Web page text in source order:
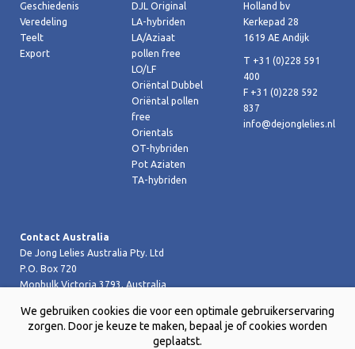
Geschiedenis
Veredeling
Teelt
Export
DJL Original
LA-hybriden
LA/Aziaat
pollen free
LO/LF
Oriëntal Dubbel
Oriëntal pollen
free
Orientals
OT-hybriden
Pot Aziaten
TA-hybriden
Holland bv
Kerkepad 28
1619 AE Andijk
T +31 (0)228 591
400
F +31 (0)228 592
837
info@dejonglelies.nl
Contact Australia
De Jong Lelies Australia Pty. Ltd
P.O. Box 720
Monbulk Victoria 3793, Australia
T +61 (0)359 619 188
F +61 (0)359 619 199 joost@dejongleliesaustralia.com.au
We gebruiken cookies die voor een optimale gebruikerservaring
zorgen. Door je keuze te maken, bepaal je of cookies worden
geplaatst.